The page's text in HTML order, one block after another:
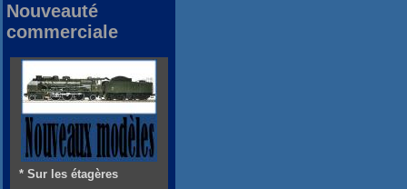
Nouveauté
commerciale
* Sur les étagères